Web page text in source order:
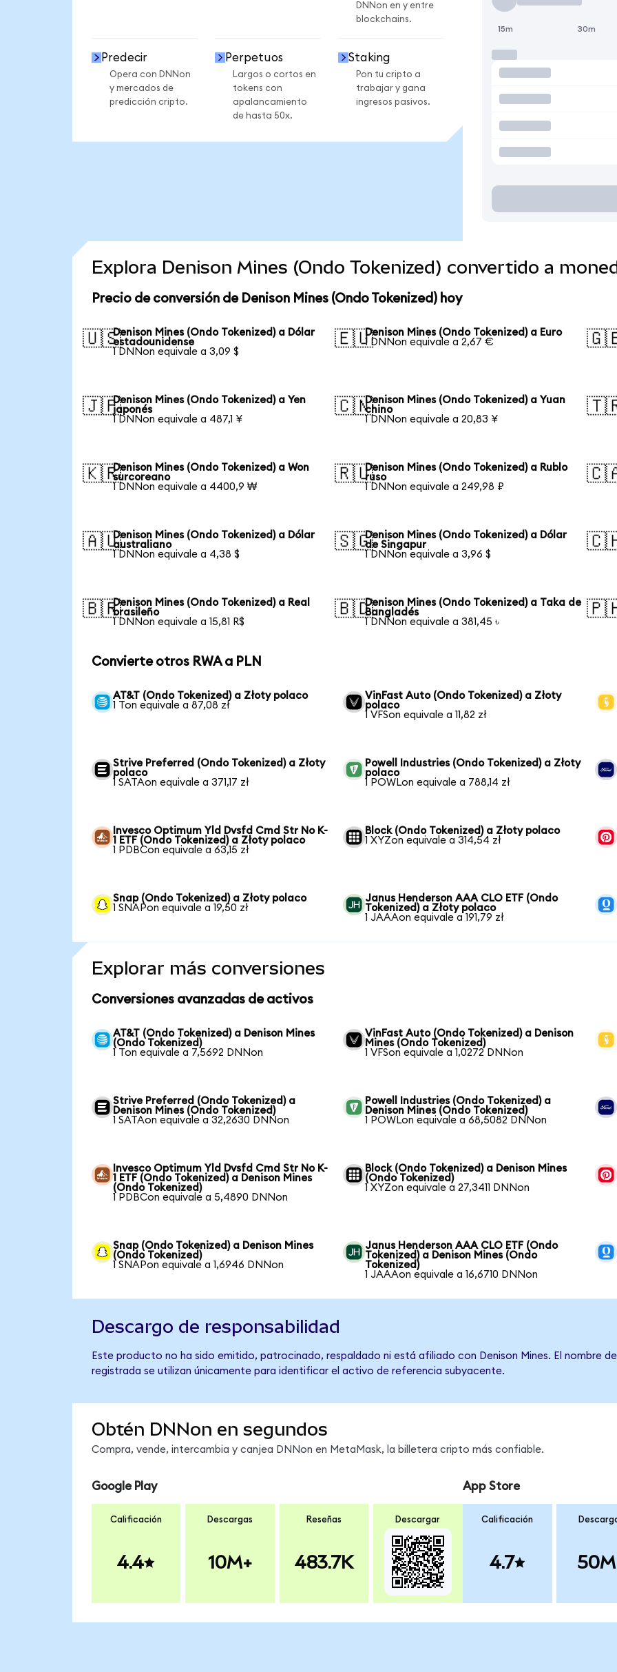
DNNon en y entre
blockchains.
Predecir
Opera con DNNon
y mercados de
predicción cripto.
Perpetuos
Largos o cortos en
tokens con
apalancamiento
de hasta 50x.
Staking
Pon tu cripto a
trabajar y gana
ingresos pasivos.
15m 30m
Explora Denison Mines (Ondo Tokenized) convertido a
Precio de conversión de Denison Mines (Ondo Tokenized) hoy
🇺🇸Denison Mines (Ondo Tokenized) a Dólar
estadounidense
1 DNNon equivale a 3,09 $
🇪🇺Denison Mines (Ondo Tokenized) a Euro
1 DNNon equivale a 2,67 €
🇯🇵Denison Mines (Ondo Tokenized) a Yen
japonés
1 DNNon equivale a 487,1 ¥
🇨🇳Denison Mines (Ondo Tokenized) a Yuan
chino
1 DNNon equivale a 20,83 ¥
🇰🇷Denison Mines (Ondo Tokenized) a Won
surcoreano
1 DNNon equivale a 4400,9 ₩
🇷🇺Denison Mines (Ondo Tokenized) a Rublo
ruso
1 DNNon equivale a 249,98 ₽
🇦🇺Denison Mines (Ondo Tokenized) a Dólar
australiano
1 DNNon equivale a 4,38 $
🇸🇬Denison Mines (Ondo Tokenized) a Dólar
de Singapur
1 DNNon equivale a 3,96 $
🇧🇷Denison Mines (Ondo Tokenized) a Real
brasileño
1 DNNon equivale a 15,81 R$
🇧🇩Denison Mines (Ondo Tokenized) a Taka de
Bangladés
1 DNNon equivale a 381,45 ৳
Convierte otros RWA a PLN
AT&T (Ondo Tokenized) a Złoty polaco
1 Ton equivale a 87,08 zł
VinFast Auto (Ondo Tokenized) a Złoty
polaco
1 VFSon equivale a 11,82 zł
Strive Preferred (Ondo Tokenized) a Złoty
polaco
1 SATAon equivale a 371,17 zł
Powell Industries (Ondo Tokenized) a Złoty
polaco
1 POWLon equivale a 788,14 zł
Invesco Optimum Yld Dvsfd Cmd Str No K-
1 ETF (Ondo Tokenized) a Złoty polaco
1 PDBCon equivale a 63,15 zł
Block (Ondo Tokenized) a Złoty polaco
1 XYZon equivale a 314,54 zł
Snap (Ondo Tokenized) a Złoty polaco
1 SNAPon equivale a 19,50 zł
Janus Henderson AAA CLO ETF (Ondo
Tokenized) a Złoty polaco
1 JAAAon equivale a 191,79 zł
Explorar más conversiones
Conversiones avanzadas de activos
AT&T (Ondo Tokenized) a Denison Mines
(Ondo Tokenized)
1 Ton equivale a 7,5692 DNNon
VinFast Auto (Ondo Tokenized) a Denison
Mines (Ondo Tokenized)
1 VFSon equivale a 1,0272 DNNon
Strive Preferred (Ondo Tokenized) a
Denison Mines (Ondo Tokenized)
1 SATAon equivale a 32,2630 DNNon
Powell Industries (Ondo Tokenized) a
Denison Mines (Ondo Tokenized)
1 POWLon equivale a 68,5082 DNNon
Invesco Optimum Yld Dvsfd Cmd Str No K-
1 ETF (Ondo Tokenized) a Denison Mines
(Ondo Tokenized)
1 PDBCon equivale a 5,4890 DNNon
Block (Ondo Tokenized) a Denison Mines
(Ondo Tokenized)
1 XYZon equivale a 27,3411 DNNon
Snap (Ondo Tokenized) a Denison Mines
(Ondo Tokenized)
1 SNAPon equivale a 1,6946 DNNon
Janus Henderson AAA CLO ETF (Ondo
Tokenized) a Denison Mines (Ondo
Tokenized)
1 JAAAon equivale a 16,6710 DNNon
Descargo de responsabilidad
Este producto no ha sido emitido, patrocinado, respaldado ni está afiliado con Denison Mines. El nombre
registrada se utilizan únicamente para identificar el activo de referencia subyacente.
Obtén DNNon en segundos
Compra, vende, intercambia y canjea DNNon en MetaMask, la billetera cripto más confiable.
Google Play
Calificación
4.4
Descargas
10M+
Reseñas
483.7K
Descargar
App Store
Calificación
4.7